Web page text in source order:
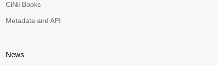
CiNii Books
Metadata and API
News